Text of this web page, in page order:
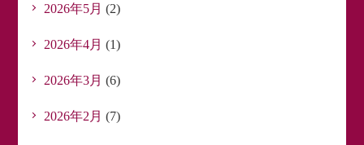
2026年5月 (2)
2026年4月 (1)
2026年3月 (6)
2026年2月 (7)